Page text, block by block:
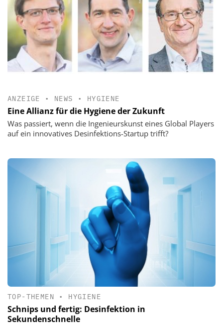
ANZEIGE • NEWS • HYGIENE
Eine Allianz für die Hygiene der Zukunft
Was passiert, wenn die Ingenieurskunst eines Global Players
auf ein innovatives Desinfektions-Startup trifft?
TOP-THEMEN • HYGIENE
Schnips und fertig: Desinfektion in
Sekundenschnelle